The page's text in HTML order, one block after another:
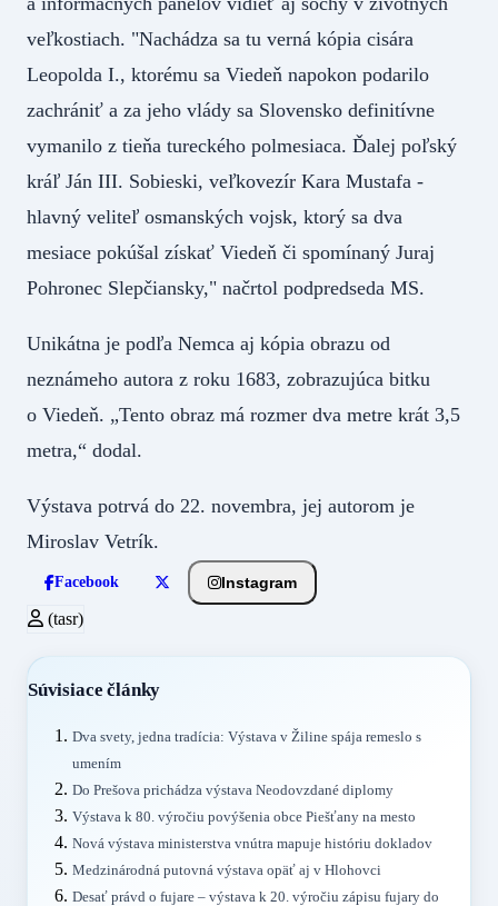
veľkostiach. "Nachádza sa tu verná kópia cisára
Leopolda I., ktorému sa Viedeň napokon podarilo
zachrániť a za jeho vlády sa Slovensko definitívne
vymanilo z tieňa tureckého polmesiaca. Ďalej poľský
kráľ Ján III. Sobieski, veľkovezír Kara Mustafa -
hlavný veliteľ osmanských vojsk, ktorý sa dva
mesiace pokúšal získať Viedeň či spomínaný Juraj
Pohronec Slepčiansky," načrtol podpredseda MS.
Unikátna je podľa Nemca aj kópia obrazu od
neznámeho autora z roku 1683, zobrazujúca bitku
o Viedeň. „Tento obraz má rozmer dva metre krát 3,5
metra,“ dodal.
Výstava potrvá do 22. novembra, jej autorom je
Miroslav Vetrík.
Facebook Instagram
(tasr)
Súvisiace články
Dva svety, jedna tradícia: Výstava v Žiline spája remeslo s
umením
Do Prešova prichádza výstava Neodovzdané diplomy
Výstava k 80. výročiu povýšenia obce Piešťany na mesto
Nová výstava ministerstva vnútra mapuje históriu dokladov
Medzinárodná putovná výstava opäť aj v Hlohovci
Desať právd o fujare – výstava k 20. výročiu zápisu fujary do